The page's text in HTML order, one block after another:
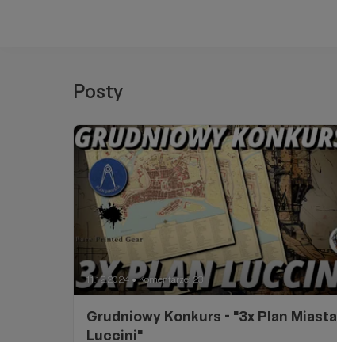
Posty
11.12.2024 ● Komentarze: 23
Grudniowy Konkurs - "3x Plan Miasta
Luccini"